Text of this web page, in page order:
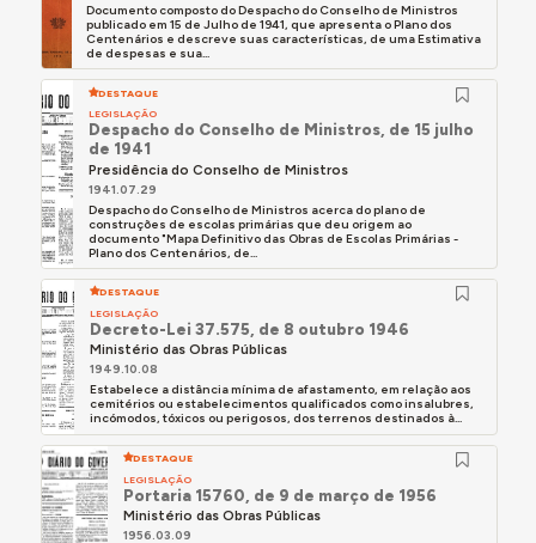
Documento composto do Despacho do Conselho de Ministros
publicado em 15 de Julho de 1941, que apresenta o Plano dos
Centenários e descreve suas características, de uma Estimativa
de despesas e sua...
DESTAQUE
LEGISLAÇÃO
Despacho do Conselho de Ministros, de 15 julho
de 1941
Presidência do Conselho de Ministros
1941.07.29
Despacho do Conselho de Ministros acerca do plano de
construções de escolas primárias que deu origem ao
documento "Mapa Definitivo das Obras de Escolas Primárias -
Plano dos Centenários, de...
DESTAQUE
LEGISLAÇÃO
Decreto-Lei 37.575, de 8 outubro 1946
Ministério das Obras Públicas
1949.10.08
Estabelece a distância mínima de afastamento, em relação aos
cemitérios ou estabelecimentos qualificados como insalubres,
incómodos, tóxicos ou perigosos, dos terrenos destinados à...
DESTAQUE
LEGISLAÇÃO
Portaria 15760, de 9 de março de 1956
Ministério das Obras Públicas
1956.03.09